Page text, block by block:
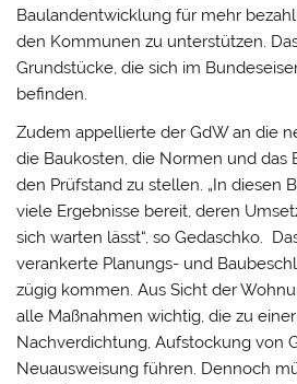
Baulandentwicklung für mehr
den Kommunen zu unterstützen.
Grundstücke, die sich im
befinden.
Zudem appellierte der GdW an die
die Baukosten, die Normen und das
den Prüfstand zu stellen. „In diesen
viele Ergebnisse bereit, deren
sich warten lässt“, so Gedaschko.
verankerte Planungs- und
zügig kommen. Aus Sicht der
alle Maßnahmen wichtig, die zu
Nachverdichtung, Aufstockung von
Neuausweisung führen. Dennoch